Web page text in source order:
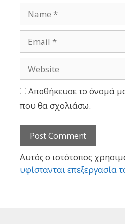
Αποθήκευσε το όνομά
που θα σχολιάσω.
Αυτός ο ιστότοπος
υφίστανται επεξεργασία